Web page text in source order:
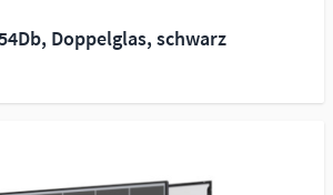
Doppelglas, schwarz